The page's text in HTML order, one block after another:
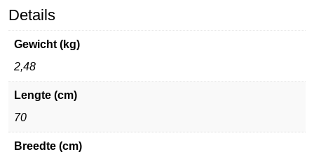
Details
Gewicht (kg)
2,48
Lengte (cm)
70
Breedte (cm)